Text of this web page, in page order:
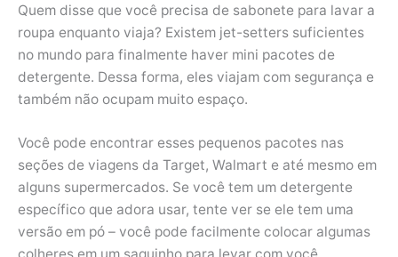
Quem disse que você precisa de sabonete para lavar a
roupa enquanto viaja? Existem jet-setters suficientes
no mundo para finalmente haver mini pacotes de
detergente. Dessa forma, eles viajam com segurança e
também não ocupam muito espaço.
Você pode encontrar esses pequenos pacotes nas
seções de viagens da Target, Walmart e até mesmo em
alguns supermercados. Se você tem um detergente
específico que adora usar, tente ver se ele tem uma
versão em pó – você pode facilmente colocar algumas